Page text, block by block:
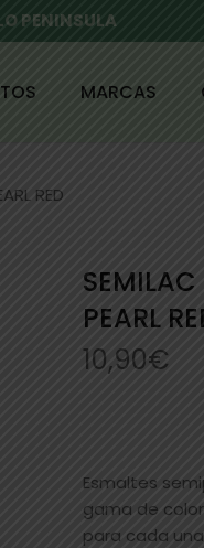
PENINSULA
MARCAS
RED
PEARL
10,90€
Esmaltes
gama de
para cada